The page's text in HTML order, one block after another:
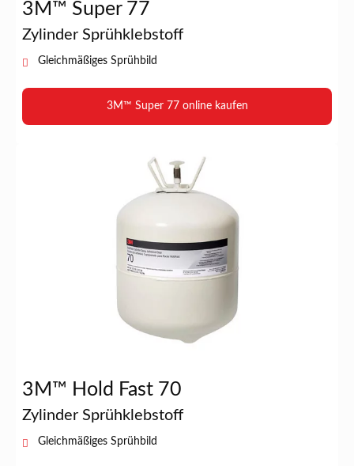
3M™ Super 77
Zylinder Sprühklebstoff
Gleichmäßiges Sprühbild
3M™ Super 77 online kaufen
3M™ Hold Fast 70
Zylinder Sprühklebstoff
Gleichmäßiges Sprühbild